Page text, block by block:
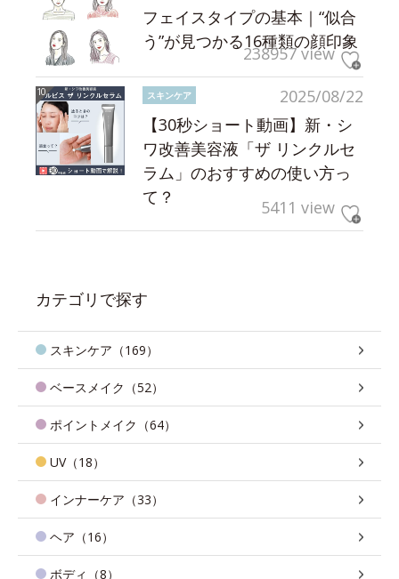
フェイスタイプの基本｜“似合
う”が見つかる16種類の顔印象
238957 view
2025/08/22
スキンケア
【30秒ショート動画】新・シ
ワ改善美容液「ザ リンクルセ
ラム」のおすすめの使い方っ
て？
5411 view
カテゴリで探す
スキンケア（169）
ベースメイク（52）
ポイントメイク（64）
UV（18）
インナーケア（33）
ヘア（16）
ボディ（8）